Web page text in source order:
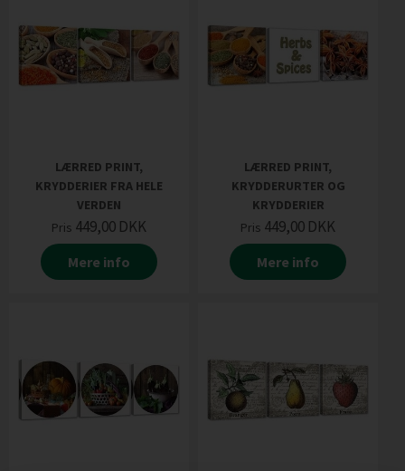
LÆRRED PRINT,
KRYDDERIER FRA HELE
VERDEN
Pris 449,00 DKK
Mere info
LÆRRED PRINT,
KRYDDERURTER OG
KRYDDERIER
Pris 449,00 DKK
Mere info